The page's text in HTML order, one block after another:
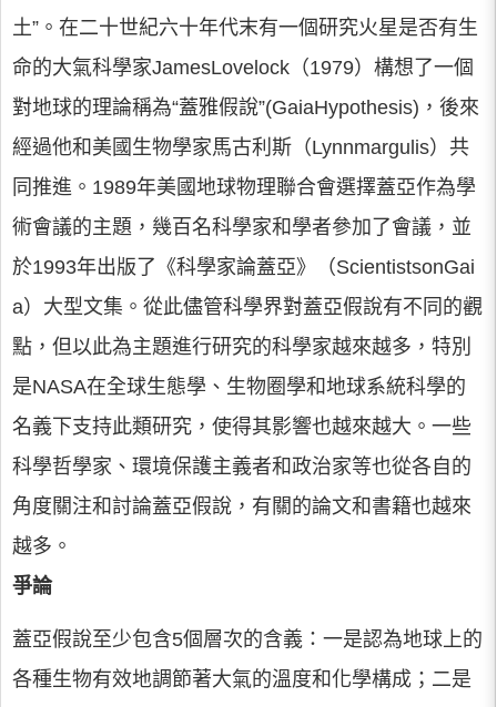
土”。在二十世紀六十年代末有一個研究火星是否有生
命的大氣科學家JamesLovelock（1979）構想了一個
對地球的理論稱為“蓋雅假說”(GaiaHypothesis)，後來
經過他和美國生物學家馬古利斯（Lynnmargulis）共
同推進。1989年美國地球物理聯合會選擇蓋亞作為學
術會議的主題，幾百名科學家和學者參加了會議，並
於1993年出版了《科學家論蓋亞》（ScientistsonGai
a）大型文集。從此儘管科學界對蓋亞假說有不同的觀
點，但以此為主題進行研究的科學家越來越多，特別
是NASA在全球生態學、生物圈學和地球系統科學的
名義下支持此類研究，使得其影響也越來越大。一些
科學哲學家、環境保護主義者和政治家等也從各自的
角度關注和討論蓋亞假說，有關的論文和書籍也越來
越多。
爭論
蓋亞假說至少包含5個層次的含義：一是認為地球上的
各種生物有效地調節著大氣的溫度和化學構成；二是